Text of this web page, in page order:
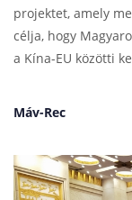
projektet, amely
célja, hogy
a Kína-EU közötti
Máv-Rec